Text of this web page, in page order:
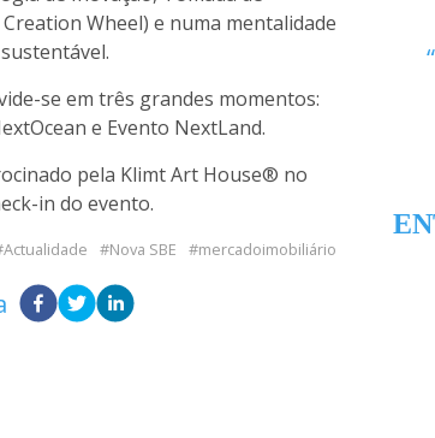
Wheel) e numa mentalidade
se em três grandes momentos:
e Evento NextLand.
pela Klimt Art House® no
in do evento.
Actualidade Nova SBE mercadoimobiliário